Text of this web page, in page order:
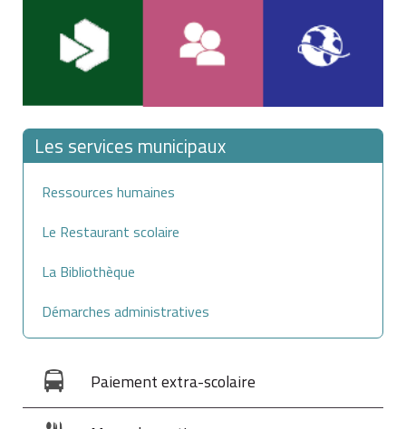
Les services municipaux
Ressources humaines
Le Restaurant scolaire
La Bibliothèque
Démarches administratives
Paiement extra-scolaire